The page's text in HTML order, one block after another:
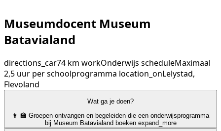
Museumdocent Museum
Batavialand
directions_car74 km workOnderwijs scheduleMaximaal
2,5 uur per schoolprogramma location_onLelystad,
Flevoland
Wat ga je doen?
👩 ‍🏫 Groepen ontvangen en begeleiden die een onderwijsprogramma
bij Museum Batavialand boeken expand_more